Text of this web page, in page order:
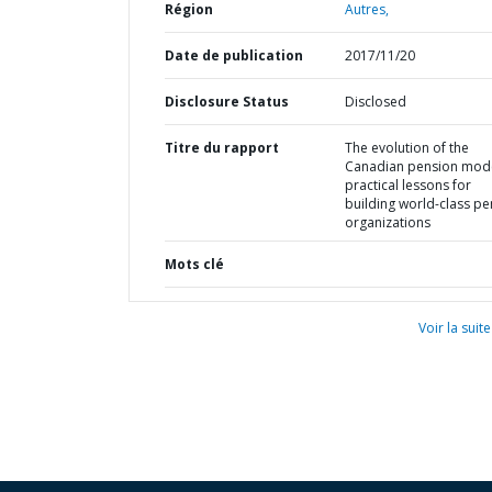
Région Autres,
Date de publication 2017/11/20
Disclosure Status Disclosed
Titre du rapport
The evolution of the
Canadian pension
practical lessons for
building world-class
organizations
Mots clé
Voir la suite